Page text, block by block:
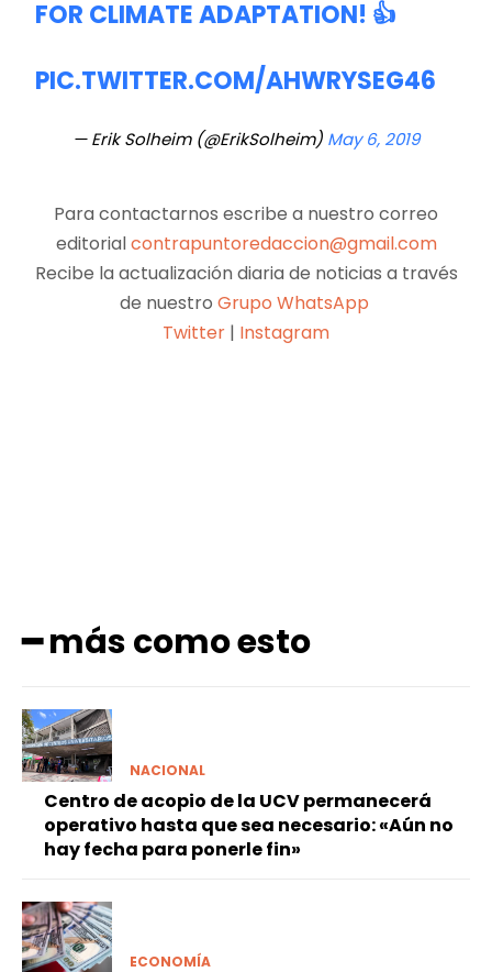
FOR CLIMATE ADAPTATION! 👍
PIC.TWITTER.COM/AHWRYSEG46
— Erik Solheim (@ErikSolheim) May 6, 2019
Para contactarnos escribe a nuestro correo
editorialcontrapuntoredaccion@gmail.com
Recibe la actualización diaria de noticias a través
de nuestro Grupo WhatsApp
Twitter | Instagram
━ más como esto
NACIONAL
Centro de acopio de la UCV permanecerá
operativo hasta que sea necesario: «Aún no
hay fecha para ponerle fin»
ECONOMÍA